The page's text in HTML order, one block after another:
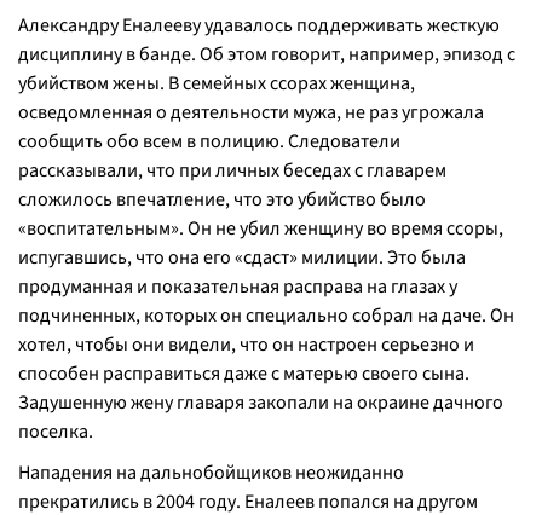
Александру Еналееву удавалось поддерживать жесткую
дисциплину в банде. Об этом говорит, например, эпизод с
убийством жены. В семейных ссорах женщина,
осведомленная о деятельности мужа, не раз угрожала
сообщить обо всем в полицию. Следователи
рассказывали, что при личных беседах с главарем
сложилось впечатление, что это убийство было
«воспитательным». Он не убил женщину во время ссоры,
испугавшись, что она его «сдаст» милиции. Это была
продуманная и показательная расправа на глазах у
подчиненных, которых он специально собрал на даче. Он
хотел, чтобы они видели, что он настроен серьезно и
способен расправиться даже с матерью своего сына.
Задушенную жену главаря закопали на окраине дачного
поселка.
Нападения на дальнобойщиков неожиданно
прекратились в 2004 году. Еналеев попался на другом